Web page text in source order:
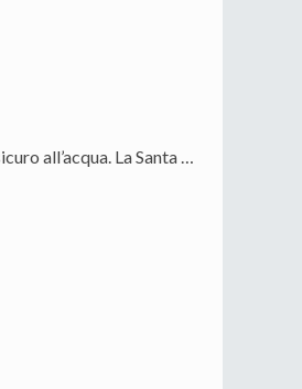
all’acqua. La Santa …